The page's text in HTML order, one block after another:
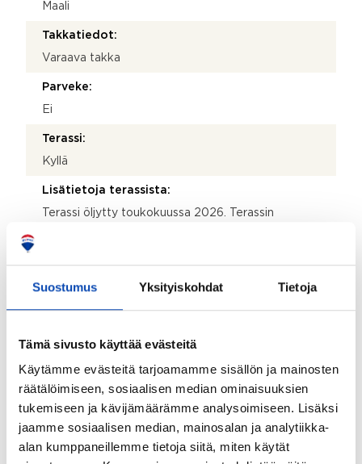
Suostumus Yksityiskohdat Tietoja
Tämä sivusto käyttää evästeitä
Käytämme evästeitä tarjoamamme sisällön ja mainosten
räätälöimiseen, sosiaalisen median ominaisuuksien
tukemiseen ja kävijämäärämme analysoimiseen. Lisäksi
jaamme sosiaalisen median, mainosalan ja analytiikka-
alan kumppaneillemme tietoja siitä, miten käytät
Maali
Takkatiedot:
Varaava takka
Parveke:
Ei
Terassi:
Kyllä
Lisätietoja terassista:
Terassi öljytty toukokuussa 2026. Terassin
Pieni kellari autotallin alla ja vaatehuone
Lisätietoja säilytystiloista:
tarvittaessa myös varastona. Lisäksi kylmä autotalli.
Kohteessa on satelliittiantenni:
Taloyhtiössä on antenni:
Ei